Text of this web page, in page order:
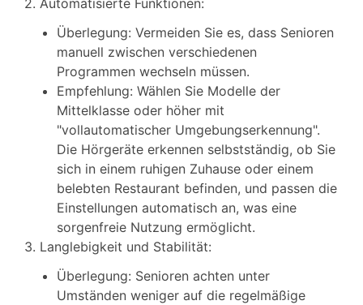
2. Automatisierte Funktionen:
Überlegung: Vermeiden Sie es, dass Senioren
manuell zwischen verschiedenen
Programmen wechseln müssen.
Empfehlung: Wählen Sie Modelle der
Mittelklasse oder höher mit
"vollautomatischer Umgebungserkennung".
Die Hörgeräte erkennen selbstständig, ob Sie
sich in einem ruhigen Zuhause oder einem
belebten Restaurant befinden, und passen die
Einstellungen automatisch an, was eine
sorgenfreie Nutzung ermöglicht.
3. Langlebigkeit und Stabilität:
Überlegung: Senioren achten unter
Umständen weniger auf die regelmäßige